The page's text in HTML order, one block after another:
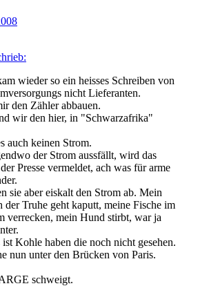
wieder so ein heisses Schreiben von
nicht Lieferanten.
den Zähler abbauen.
wir den hier, in "Schwarzafrika"
auch keinen Strom.
der Strom aussfällt, wird das
Presse vermeldet, ach was für arme
sie aber eiskalt den Strom ab. Mein
der Truhe geht kaputt, meine Fische im
verrecken, mein Hund stirbt, war ja
Kohle haben die noch nicht gesehen.
nun unter den Brücken von Paris.
schweigt.